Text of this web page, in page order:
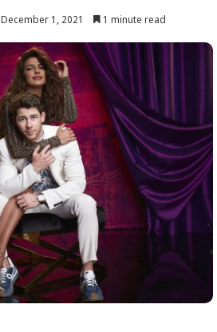
December 1, 2021 1 minute read